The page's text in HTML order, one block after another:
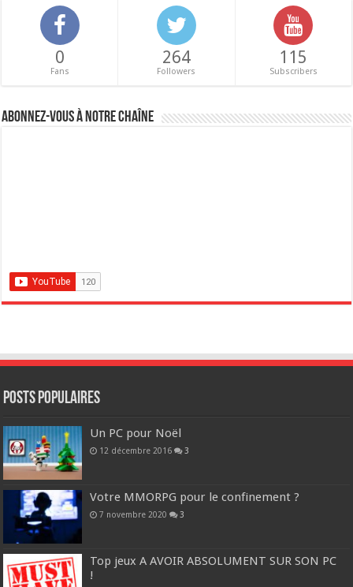
0
Fans
264
Followers
115
Subscribers
Abonnez-vous à notre chaîne
POSTS POPULAIRES
Un PC pour Noël
12 décembre 2016 3
Votre MMORPG pour le confinement ?
7 novembre 2020 3
Top jeux A AVOIR ABSOLUMENT SUR SON PC
!